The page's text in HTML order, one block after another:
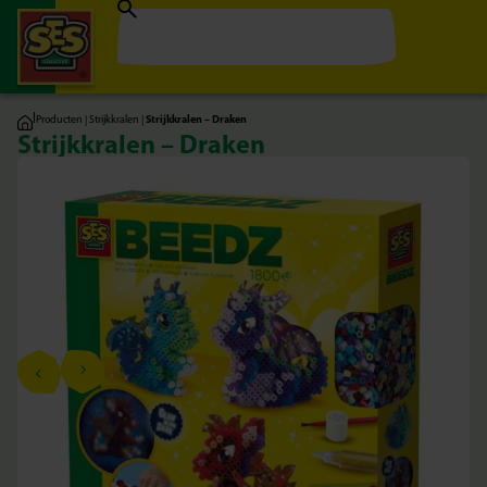
|Producten | Strijkkralen |Strijkkralen – Draken
Strijkkralen – Draken